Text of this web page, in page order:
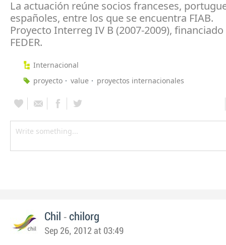
La actuación reúne socios franceses,
españoles, entre los que se encuentra FIAB.
Proyecto Interreg IV B (2007-2009),
FEDER.
Internacional
proyecto
value proyectos internacionales
Chil - chilorg
Sep 26, 2012 at 03:49